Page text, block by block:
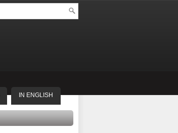
IN ENGLISH